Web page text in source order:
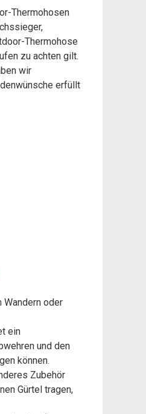
Thermohosen
Thermohose
zu achten gilt.
wir
erfüllt
oder
ein
und den
können.
Zubehör
Gürtel tragen,